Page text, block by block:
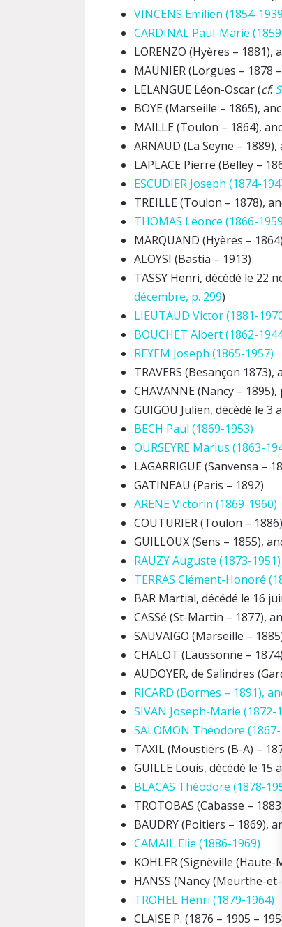
VINCENS Emilien (1854-
CARDINAL Paul-Marie
LORENZO (Hyères – 1881),
MAUNIER (Lorgues – 1878
LELANGUE Léon-Oscar (cf.
BOYE (Marseille – 1865),
MAILLE (Toulon – 1864),
ARNAUD (La Seyne –
LAPLACE Pierre (Belley –
ESCUDIER Joseph (1874-
TREILLE (Toulon – 1878),
THOMAS Léonce (1866-
MARQUAND (Hyères –
ALOYSI (Bastia – 1913)
TASSY Henri, décédé le 22
décembre, p. 299)
LIEUTAUD Victor (1881-
BOUCHET Albert (1862-
REYEM Joseph (1865-1957)
TRAVERS (Besançon 1873),
CHAVANNE (Nancy –
GUIGOU Julien, décédé le 3
BECH Paul (1869-1953)
OURSEYRE Marius (1863-
LAGARRIGUE (Sanvensa –
GATINEAU (Paris – 1892)
ARENE Victorin (1869-1960)
COUTURIER (Toulon –
GUILLOUX (Sens – 1855),
RAUZY Auguste (1873-1951)
TERRAS Clément-Honoré
BAR Martial, décédé le 16
CASSé (St-Martin – 1877),
SAUVAIGO (Marseille –
CHALOT (Laussonne –
AUDOYER, de Salindres
RICARD (Bormes – 1891),
SIVAN Joseph-Marie (1872-
SALOMON Théodore
TAXIL (Moustiers (B-A) –
GUILLE Louis, décédé le 15
BLACAS Théodore (1878-
TROTOBAS (Cabasse –
BAUDRY (Poitiers – 1869),
CAMAIL Elie (1886-1969)
KOHLER (Signèville (Haute-
HANSS (Nancy (Meurthe-
TROHEL Henri (1879-1964)
CLAISE P. (1876 – 1905 –